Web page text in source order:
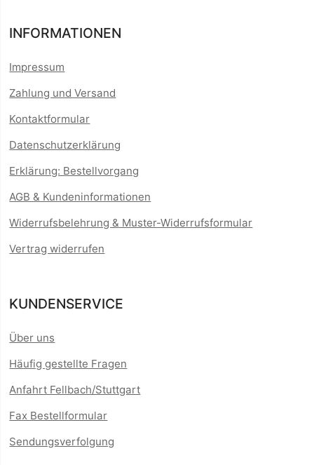
INFORMATIONEN
Impressum
Zahlung und Versand
Kontaktformular
Datenschutzerklärung
Erklärung: Bestellvorgang
AGB & Kundeninformationen
Widerrufsbelehrung & Muster-Widerrufsformular
Vertrag widerrufen
KUNDENSERVICE
Über uns
Häufig gestellte Fragen
Anfahrt Fellbach/Stuttgart
Fax Bestellformular
Sendungsverfolgung